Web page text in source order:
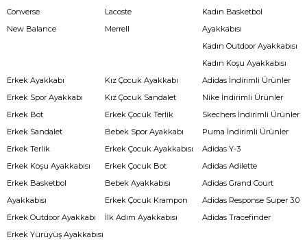
Converse
New Balance
Lacoste
Merrell
Kadın Basketbol
Ayakkabısı
Kadın Outdoor Ayakkabısı
Kadın Koşu Ayakkabısı
Erkek Ayakkabı
Erkek Spor Ayakkabı
Erkek Bot
Erkek Sandalet
Erkek Terlik
Erkek Koşu Ayakkabısı
Erkek Basketbol
Ayakkabısı
Erkek Outdoor Ayakkabı
Erkek Yürüyüş Ayakkabısı
Kız Çocuk Ayakkabı
Kız Çocuk Sandalet
Erkek Çocuk Terlik
Bebek Spor Ayakkabı
Erkek Çocuk Ayakkabısı
Erkek Çocuk Bot
Bebek Ayakkabısı
Erkek Çocuk Krampon
İlk Adım Ayakkabısı
Adidas İndirimli Ürünler
Nike İndirimli Ürünler
Skechers İndirimli Ürünler
Puma İndirimli Ürünler
Adidas Y-3
Adidas Adilette
Adidas Grand Court
Adidas Response Super 3.0
Adidas Tracefinder